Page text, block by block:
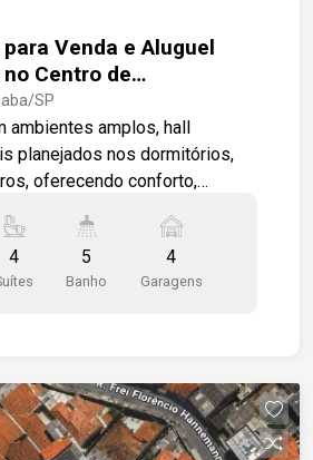
Venda e Aluguel
Centro de
SP
ambientes amplos, hall
planejados nos dormitórios,
oferecendo conforto,
amplo closet; -Sala para 2
ampla; -Lavabo; -Depósito
com elevador de acesso
poliesportiva; -Salão de
-Área de lazer reformada;
4 5
Banho
4
Garagens